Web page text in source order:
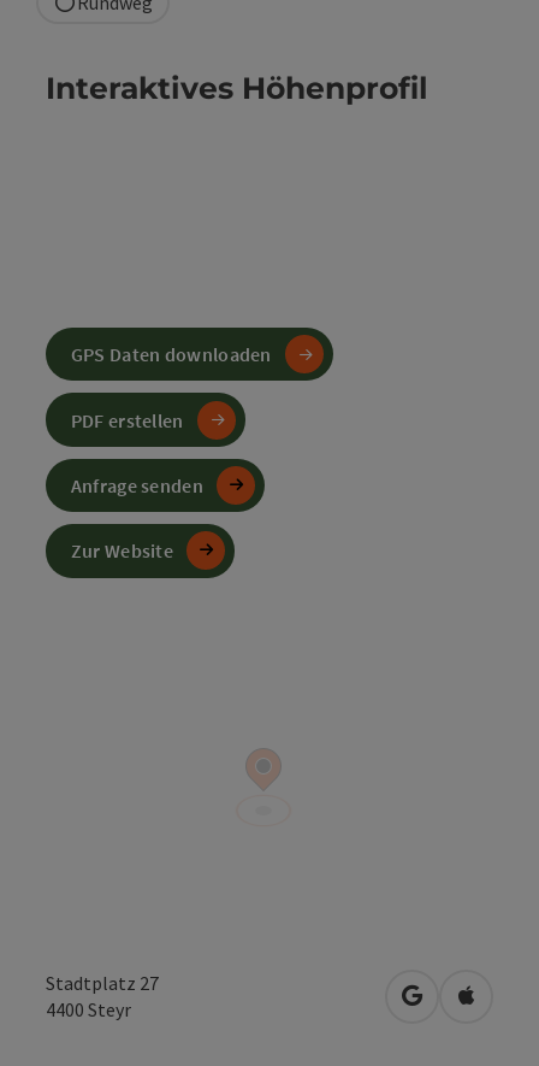
Stadtplatz 27
4400 Steyr in Google
in
Interaktives Höhenprofil
GPS Daten downloaden
PDF erstellen
Anfrage senden
Zur Website